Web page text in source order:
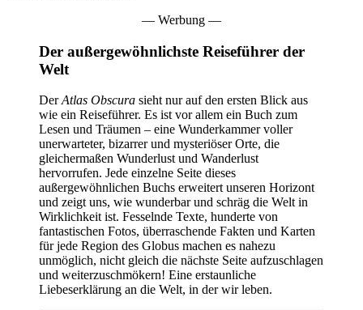
— Werbung —
Der außergewöhnlichste Reiseführer der
Welt
DerAtlas Obscura sieht nur auf den ersten Blick aus
wie ein Reiseführer. Es ist vor allem ein Buch zum
Lesen und Träumen – eine Wunderkammer voller
unerwarteter, bizarrer und mysteriöser Orte, die
gleichermaßen Wunderlust und Wanderlust
hervorrufen. Jede einzelne Seite dieses
außergewöhnlichen Buchs erweitert unseren Horizont
und zeigt uns, wie wunderbar und schräg die Welt in
Wirklichkeit ist. Fesselnde Texte, hunderte von
fantastischen Fotos, überraschende Fakten und Karten
für jede Region des Globus machen es nahezu
unmöglich, nicht gleich die nächste Seite aufzuschlagen
und weiterzuschmökern! Eine erstaunliche
Liebeserklärung an die Welt, in der wir leben.